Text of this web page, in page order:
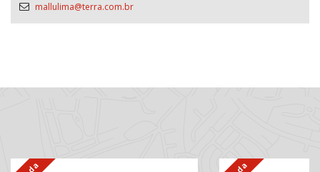
mallulima@terra.com.br